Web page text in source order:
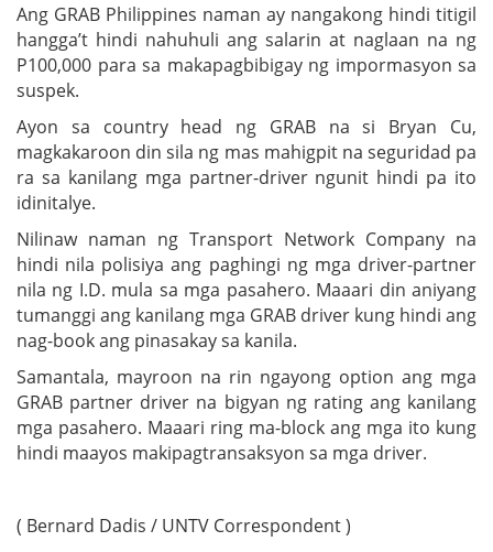
Ang GRAB Philippines naman ay nangakong hindi titigil
hangga’t hindi nahuhuli ang salarin at naglaan na ng
P100,000 para sa makapagbibigay ng impormasyon sa
suspek.
Ayon sa country head ng GRAB na si Bryan Cu,
magkakaroon din sila ng mas mahigpit na seguridad pa
ra sa kanilang mga partner-driver ngunit hindi pa ito
idinitalye.
Nilinaw naman ng Transport Network Company na
hindi nila polisiya ang paghingi ng mga driver-partner
nila ng I.D. mula sa mga pasahero. Maaari din aniyang
tumanggi ang kanilang mga GRAB driver kung hindi ang
nag-book ang pinasakay sa kanila.
Samantala, mayroon na rin ngayong option ang mga
GRAB partner driver na bigyan ng rating ang kanilang
mga pasahero. Maaari ring ma-block ang mga ito kung
hindi maayos makipagtransaksyon sa mga driver.
( Bernard Dadis / UNTV Correspondent )